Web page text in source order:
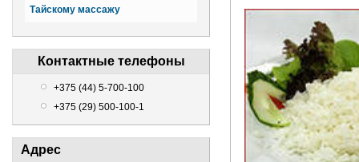
Тайскому массажу
Контактные телефоны
+375 (44) 5-700-100
+375 (29) 500-100-1
Адрес